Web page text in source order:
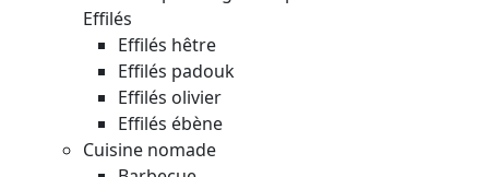
Effilés
Effilés hêtre
Effilés padouk
Effilés olivier
Effilés ébène
Cuisine nomade